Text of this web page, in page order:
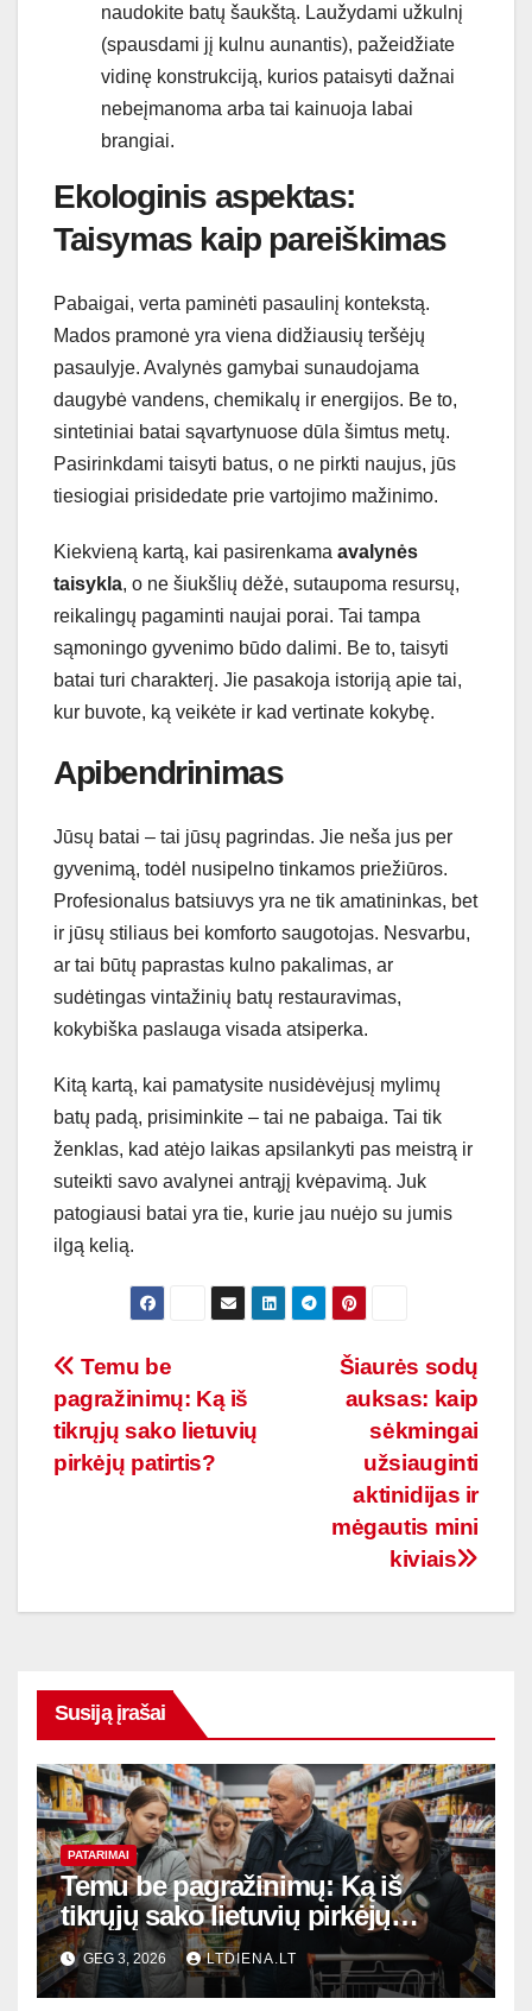
naudokite batų šaukštą. Laužydami užkulnį
(spausdami jį kulnu aunantis), pažeidžiate
vidinę konstrukciją, kurios pataisyti dažnai
nebeįmanoma arba tai kainuoja labai
brangiai.
Ekologinis aspektas:
Taisymas kaip pareiškimas
Pabaigai, verta paminėti pasaulinį kontekstą.
Mados pramonė yra viena didžiausių teršėjų
pasaulyje. Avalynės gamybai sunaudojama
daugybė vandens, chemikalų ir energijos. Be to,
sintetiniai batai sąvartynuose dūla šimtus metų.
Pasirinkdami taisyti batus, o ne pirkti naujus, jūs
tiesiogiai prisidedate prie vartojimo mažinimo.
Kiekvieną kartą, kai pasirenkama avalynės
taisykla, o ne šiukšlių dėžė, sutaupoma resursų,
reikalingų pagaminti naujai porai. Tai tampa
sąmoningo gyvenimo būdo dalimi. Be to, taisyti
batai turi charakterį. Jie pasakoja istoriją apie tai,
kur buvote, ką veikėte ir kad vertinate kokybę.
Apibendrinimas
Jūsų batai – tai jūsų pagrindas. Jie neša jus per
gyvenimą, todėl nusipelno tinkamos priežiūros.
Profesionalus batsiuvys yra ne tik amatininkas, bet
ir jūsų stiliaus bei komforto saugotojas. Nesvarbu,
ar tai būtų paprastas kulno pakalimas, ar
sudėtingas vintažinių batų restauravimas,
kokybiška paslauga visada atsiperka.
Kitą kartą, kai pamatysite nusidėvėjusį mylimų
batų padą, prisiminkite – tai ne pabaiga. Tai tik
ženklas, kad atėjo laikas apsilankyti pas meistrą ir
suteikti savo avalynei antrąjį kvėpavimą. Juk
patogiausi batai yra tie, kurie jau nuėjo su jumis
ilgą kelią.
Navigacija
tarp
įrašų
Šiaurės sodų
auksas: kaip
sėkmingai
užsiauginti
aktinidijas ir
mėgautis mini
kiviais
Temu be
pagražinimų: Ką iš
tikrųjų sako lietuvių
pirkėjų patirtis?
Susiją įrašai
PATARIMAI
Temu be pagražinimų: Ką iš
tikrųjų sako lietuvių pirkėjų
patirtis?
GEG 3, 2026 LTDIENA.LT